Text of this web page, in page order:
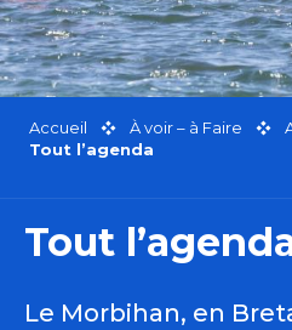
Accueil À voir – à Faire
Tout l’agenda
Tout
Le Morbihan, en